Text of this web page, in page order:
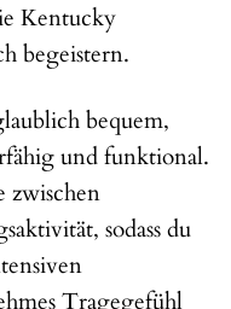
Kentucky
begeistern.
bequem,
und funktional.
zwischen
sodass du
Tragegefühl